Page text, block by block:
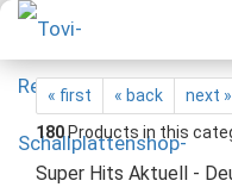
« first « back next »
180Products in this
Super Hits Aktuell -